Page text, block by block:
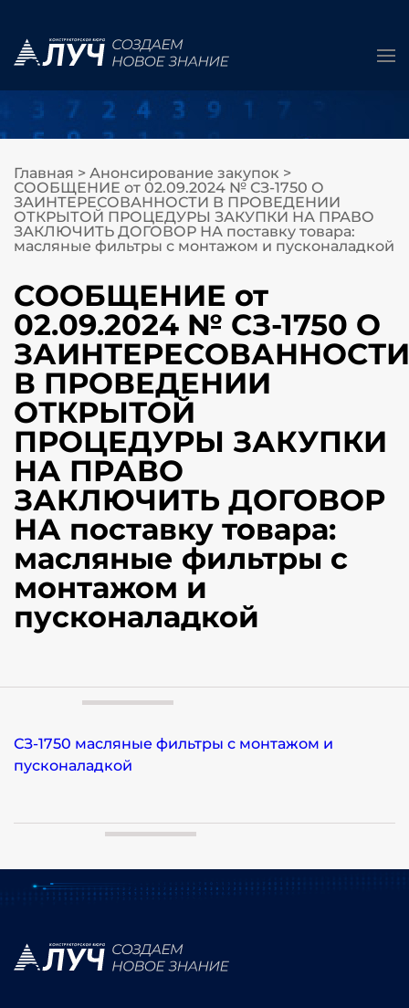
Главная > Анонсирование закупок >
СООБЩЕНИЕ от 02.09.2024 № СЗ-1750 О
ЗАИНТЕРЕСОВАННОСТИ В ПРОВЕДЕНИИ
ОТКРЫТОЙ ПРОЦЕДУРЫ ЗАКУПКИ НА ПРАВО
ЗАКЛЮЧИТЬ ДОГОВОР НА поставку товара:
масляные фильтры с монтажом и пусконаладкой
СООБЩЕНИЕ от
02.09.2024 № СЗ-1750 О
ЗАИНТЕРЕСОВАННОСТИ
В ПРОВЕДЕНИИ
ОТКРЫТОЙ
ПРОЦЕДУРЫ ЗАКУПКИ
НА ПРАВО
ЗАКЛЮЧИТЬ ДОГОВОР
НА поставку товара:
масляные фильтры с
монтажом и
пусконаладкой
СЗ-1750 масляные фильтры с монтажом и
пусконаладкой